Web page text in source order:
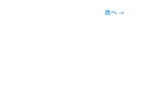
次へ→